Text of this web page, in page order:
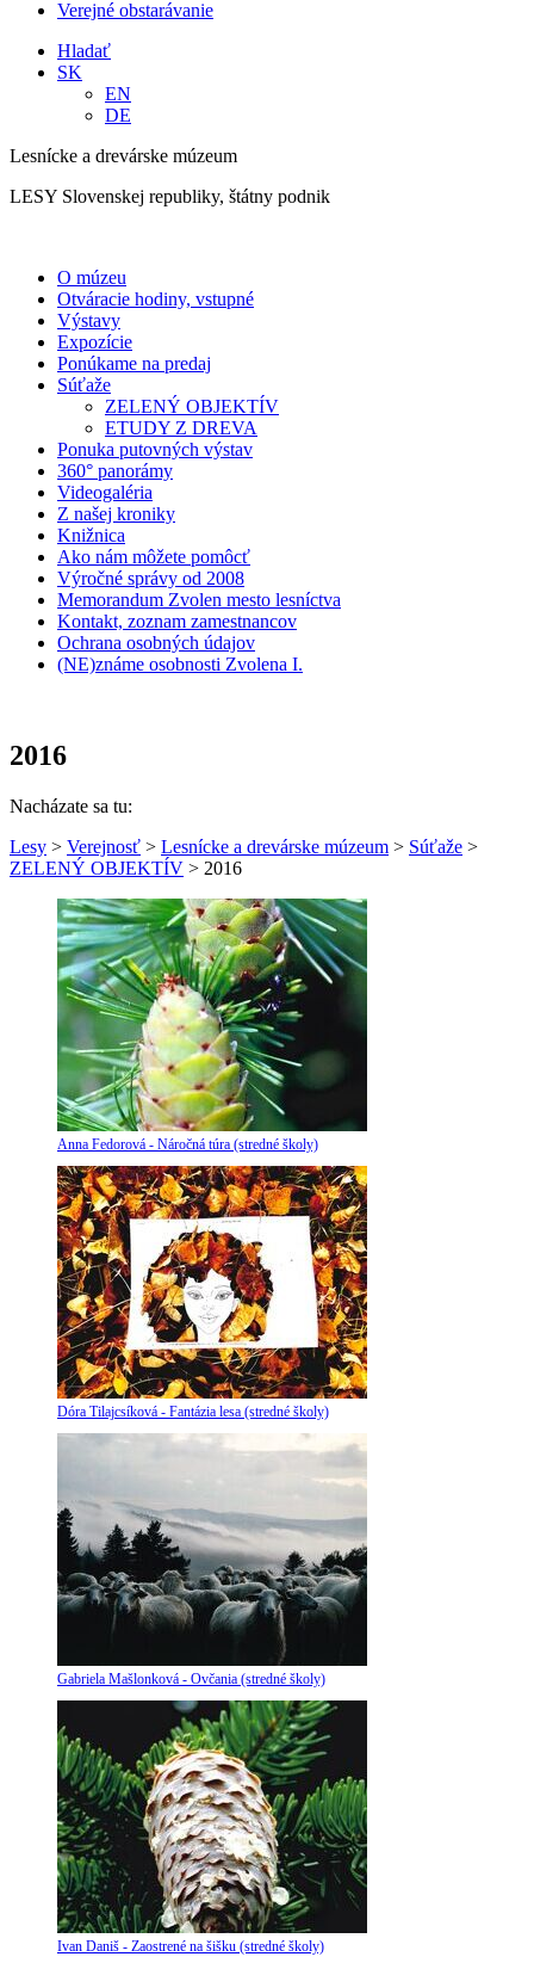
Verejné obstarávanie
Hladať
SK
EN
DE
Lesnícke a drevárske múzeum
LESY Slovenskej republiky, štátny podnik
O múzeu
Otváracie hodiny, vstupné
Výstavy
Expozície
Ponúkame na predaj
Súťaže
ZELENÝ OBJEKTÍV
ETUDY Z DREVA
Ponuka putovných výstav
360° panorámy
Videogaléria
Z našej kroniky
Knižnica
Ako nám môžete pomôcť
Výročné správy od 2008
Memorandum Zvolen mesto lesníctva
Kontakt, zoznam zamestnancov
Ochrana osobných údajov
(NE)známe osobnosti Zvolena I.
2016
Nacházate sa tu:
Lesy > Verejnosť > Lesnícke a drevárske múzeum > Súťaže >
ZELENÝ OBJEKTÍV > 2016
Anna Fedorová - Náročná túra (stredné školy)
Dóra Tilajcsíková - Fantázia lesa (stredné školy)
Gabriela Mašlonková - Ovčania (stredné školy)
Ivan Daniš - Zaostrené na šišku (stredné školy)